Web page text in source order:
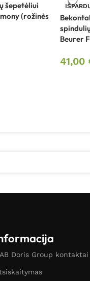
šepetėliui
(rožinės
Beurer
41,00
Doris Group